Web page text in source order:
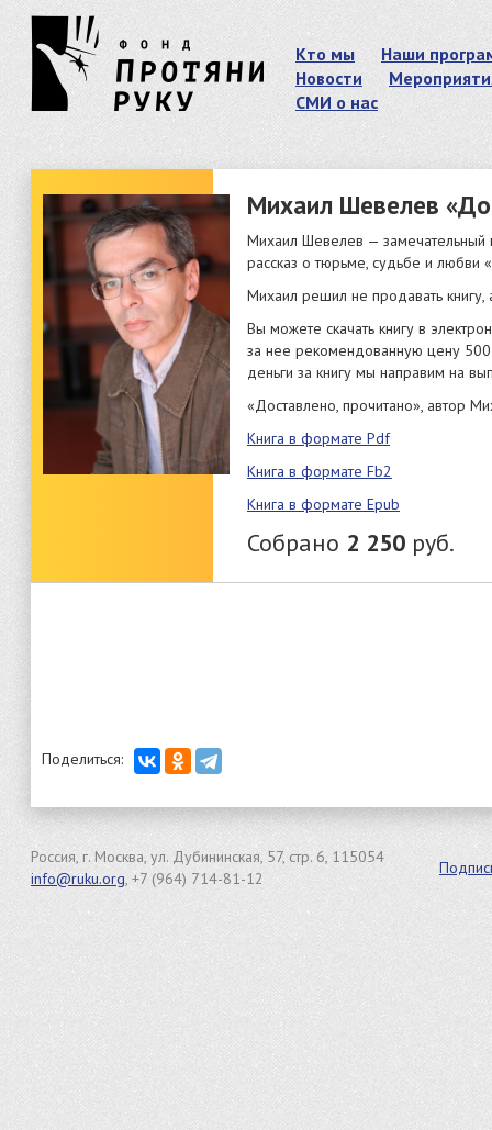
Кто мы
Наши
Новости
СМИ о нас
Михаил Шевелев
Михаил Шевелев — замечательный
рассказ о тюрьме, судьбе и любви
Михаил решил не продавать
Вы можете скачать книгу в
за нее рекомендованную цену
деньги за книгу мы направим на
«Доставлено, прочитано», автор
Книга в формате Pdf
Книга в формате Fb2
Книга в формате Epub
Собрано 2 250 руб.
Поделиться:
Россия, г. Москва, ул. Дубининская, 57, стр. 6, 115054
info@ruku.org, +7 (964) 714-81-12